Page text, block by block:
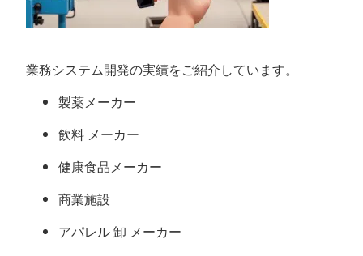
業務システム開発の実績をご紹介しています。
製薬メーカー
飲料 メーカー
健康食品メーカー
商業施設
アパレル 卸 メーカー